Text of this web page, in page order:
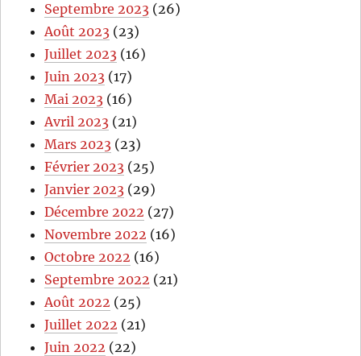
Septembre 2023 (26)
Août 2023 (23)
Juillet 2023 (16)
Juin 2023 (17)
Mai 2023 (16)
Avril 2023 (21)
Mars 2023 (23)
Février 2023 (25)
Janvier 2023 (29)
Décembre 2022 (27)
Novembre 2022 (16)
Octobre 2022 (16)
Septembre 2022 (21)
Août 2022 (25)
Juillet 2022 (21)
Juin 2022 (22)